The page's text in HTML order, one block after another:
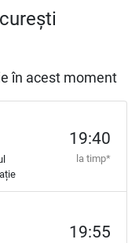
în acest moment
19:40
la timp*
19:55